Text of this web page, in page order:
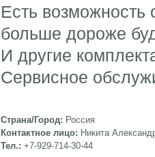
Есть возможность
больше дороже
И другие
Сервисное
Страна/Город: Россия
Контактное лицо: Никита
Тел.: +7-929-714-30-44